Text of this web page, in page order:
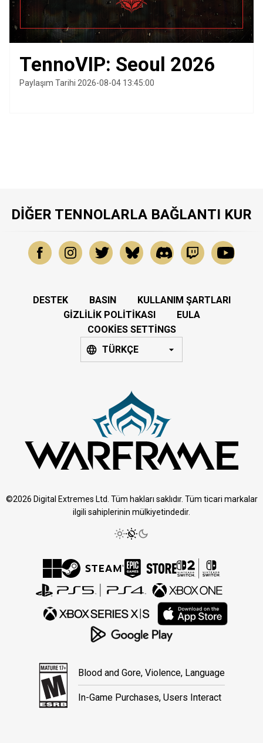
TennoVIP: Seoul 2026
Paylaşım Tarihi 2026-08-04 13:45:00
DIĞER TENNOLARLA BAĞLANTI KUR
DESTEK BASIN
KULLANIM ŞARTLARI
GIZLILIK POLITIKASI
EULA
COOKIES SETTINGS
TÜRKÇE
©2026 Digital Extremes Ltd. Tüm hakları saklıdır. Tüm ticari markalar
ilgili sahiplerinin mülkiyetindedir.
Blood and Gore, Violence, Language
In-Game Purchases, Users Interact